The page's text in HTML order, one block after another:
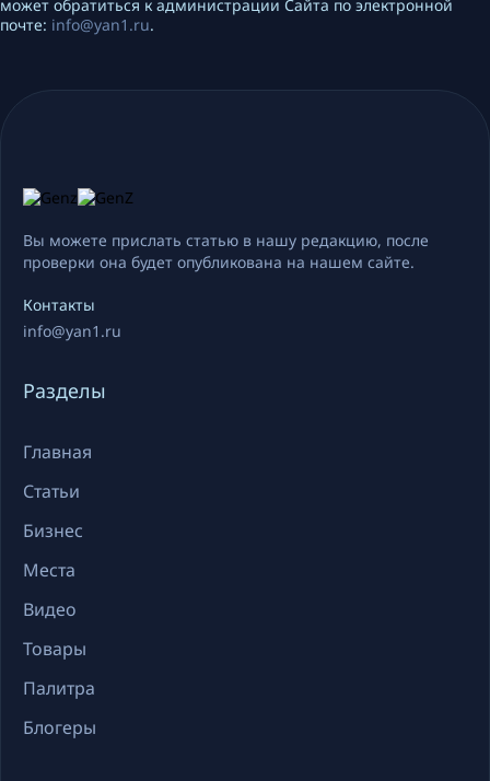
может обратиться к администрации Сайта по электронной
почте: info@yan1.ru.
Вы можете прислать статью в нашу редакцию, после
проверки она будет опубликована на нашем сайте.
Контакты
info@yan1.ru
Разделы
Главная
Статьи
Бизнес
Места
Видео
Товары
Палитра
Блогеры